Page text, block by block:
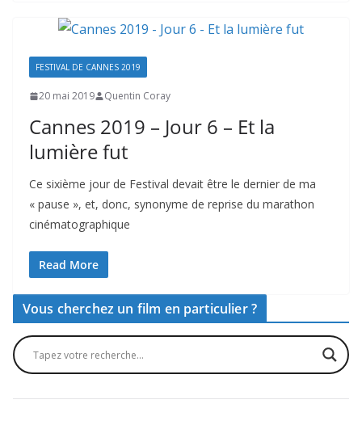
FESTIVAL DE CANNES 2019
20 mai 2019 Quentin Coray
Cannes 2019 – Jour 6 – Et la
lumière fut
Ce sixième jour de Festival devait être le dernier de ma
« pause », et, donc, synonyme de reprise du marathon
cinématographique
Read More
Vous cherchez un film en particulier ?